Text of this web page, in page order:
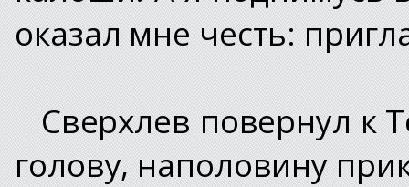
оказал мне честь:
Сверхлев повернул к
голову, наполовину